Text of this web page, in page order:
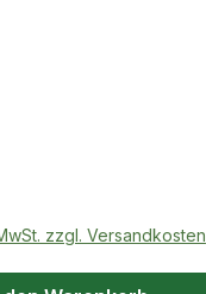
zzgl. Versandkosten